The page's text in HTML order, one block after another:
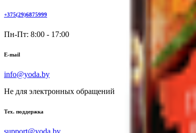
+375(29)6875999
Пн-Пт: 8:00 - 17:00
E-mail
info@yoda.by
Не для электронных обращений
Тех. поддержка